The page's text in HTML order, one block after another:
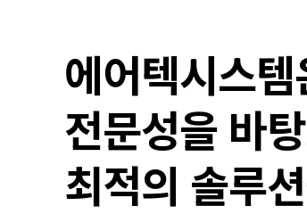
에어텍시스
전문성을 바
최적의 솔루